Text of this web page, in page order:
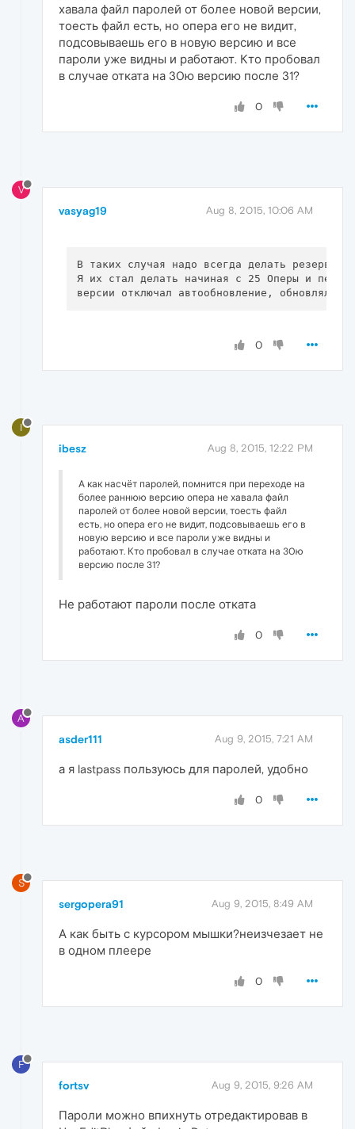
хавала файл паролей от более новой версии,
тоесть файл есть, но опера его не видит,
подсовываешь его в новую версию и все
пароли уже видны и работают. Кто пробовал
в случае отката на 30ю версию после 31?
0
V
vasyag19 Aug 8, 2015, 10:06 AM
В таких случая надо всегда делать
Я их стал делать начиная с 25 Оперы и перед
0
I
ibesz Aug 8, 2015, 12:22 PM
А как насчёт паролей, помнится при переходе на
более раннюю версию опера не хавала файл
паролей от более новой версии, тоесть файл
есть, но опера его не видит, подсовываешь его в
новую версию и все пароли уже видны и
работают. Кто пробовал в случае отката на 30ю
версию после 31?
Не работают пароли после отката
0
A
asder111 Aug 9, 2015, 7:21 AM
а я lastpass пользуюсь для паролей, удобно
0
S
sergopera91 Aug 9, 2015, 8:49 AM
А как быть с курсором мышки?неизчезает не
в одном плеере
0
F
fortsv Aug 9, 2015, 9:26 AM
Пароли можно впихнуть отредактировав в